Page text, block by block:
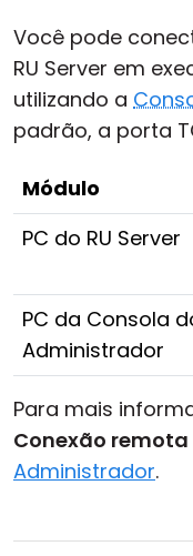
Você pode
RU Server em
utilizando a
padrão, a porta
Módulo
PC do RU Server
PC da Consola
Administrador
Para mais
Conexão remota
Administrador.